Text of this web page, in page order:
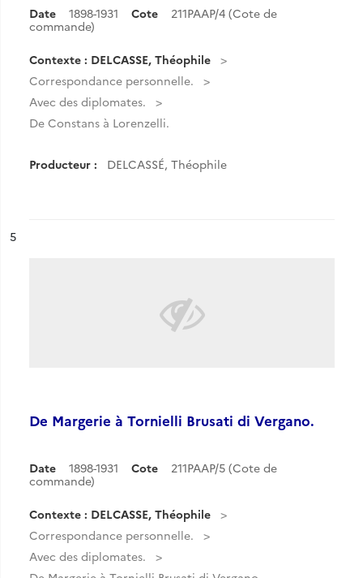
Date 1898-1931 Cote
211PAAP/4 (Cote de
commande)
Contexte : DELCASSE, Théophile
Correspondance personnelle.
Avec des diplomates.
De Constans à Lorenzelli.
Producteur : DELCASSÉ, Théophile
n°
5
De Margerie à Tornielli Brusati di Vergano.
Date 1898-1931 Cote
211PAAP/5 (Cote de
commande)
Contexte : DELCASSE, Théophile
Correspondance personnelle.
Avec des diplomates.